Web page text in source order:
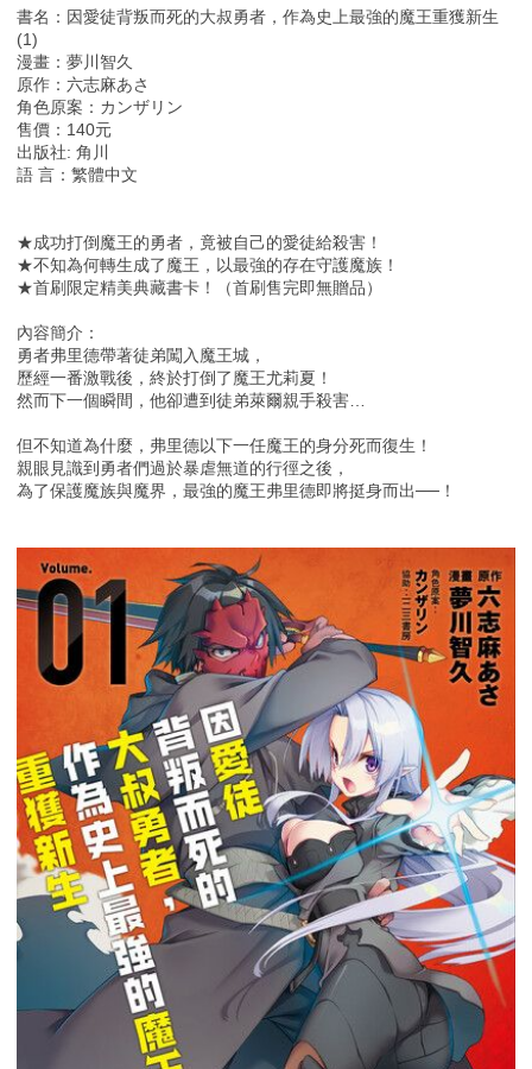
書名：因愛徒背叛而死的大叔勇者，作為史上最強的魔王重獲新生
(1)
漫畫：夢川智久
原作：六志麻あさ
角色原案：カンザリン
售價：140元
出版社: 角川
語 言：繁體中文
★成功打倒魔王的勇者，竟被自己的愛徒給殺害！
★不知為何轉生成了魔王，以最強的存在守護魔族！
★首刷限定精美典藏書卡！（首刷售完即無贈品）
內容簡介：
勇者弗里德帶著徒弟闖入魔王城，
歷經一番激戰後，終於打倒了魔王尤莉夏！
然而下一個瞬間，他卻遭到徒弟萊爾親手殺害…
但不知道為什麼，弗里德以下一任魔王的身分死而復生！
親眼見識到勇者們過於暴虐無道的行徑之後，
為了保護魔族與魔界，最強的魔王弗里德即將挺身而出──！